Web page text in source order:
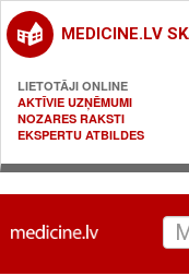
MEDICINE.LV
LIETOTĀJI ONLINE
AKTĪVIE UZŅĒMUMI
NOZARES RAKSTI
EKSPERTU ATBILDES